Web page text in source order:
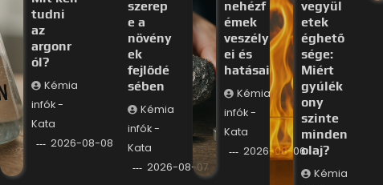
tudni
az
argonr
ól?
Kémia
infók -
Kata
2026-08-08
szerep
e a
növény
ek
fejlődé
sében
Kémia
infók -
Kata
2026-08-07
nehézf
émek
veszély
ei és
hatásai
Kémia
infók -
Kata
2026-08-06
vegyül
etek
éghető
sége:
Miért
gyúlék
ony
szinte
minden
olaj?
Kémia